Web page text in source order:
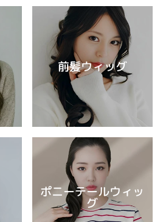
前髪ウィッグ
ポニーテールウィッ
グ